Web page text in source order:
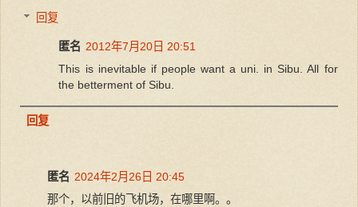
回复
匿名 2012年7月20日 20:51
This is inevitable if people want a uni. in Sibu. All for
the betterment of Sibu.
回复
匿名 2024年2月26日 20:45
那个，以前旧的飞机场，在哪里啊。。